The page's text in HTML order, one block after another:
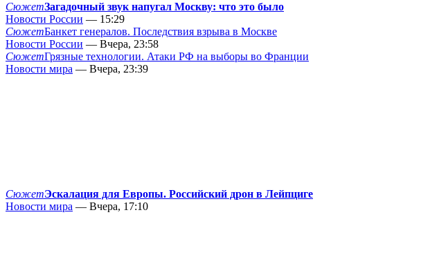
СюжетЗагадочный звук напугал Москву: что это было
Новости России — 15:29
СюжетБанкет генералов. Последствия взрыва в Москве
Новости России — Вчера, 23:58
СюжетГрязные технологии. Атаки РФ на выборы во Франции
Новости мира — Вчера, 23:39
СюжетЭскалация для Европы. Российский дрон в Лейпциге
Новости мира — Вчера, 17:10